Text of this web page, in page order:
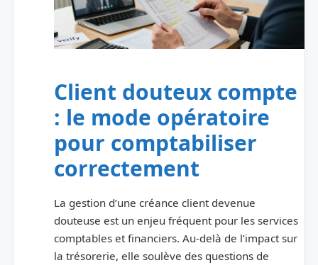
Client douteux compte
: le mode opératoire
pour comptabiliser
correctement
La gestion d’une créance client devenue
douteuse est un enjeu fréquent pour les services
comptables et financiers. Au-delà de l’impact sur
la trésorerie, elle soulève des questions de